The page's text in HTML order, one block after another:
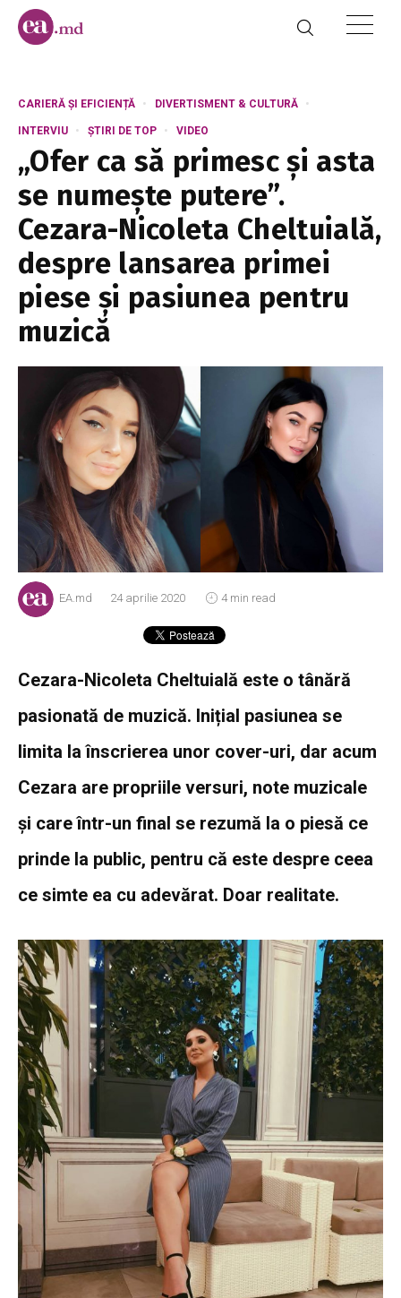
CARIERĂ ȘI EFICIENȚĂ DIVERTISMENT & CULTURĂ
INTERVIU ȘTIRI DE TOP VIDEO
„Ofer ca să primesc și asta
se numește putere”.
Cezara-Nicoleta Cheltuială,
despre lansarea primei
piese și pasiunea pentru
muzică
EA.md 24 aprilie 2020 4 min read
Cezara-Nicoleta Cheltuială este o tânără
pasionată de muzică. Inițial pasiunea se
limita la înscrierea unor cover-uri, dar acum
Cezara are propriile versuri, note muzicale
și care într-un final se rezumă la o piesă ce
prinde la public, pentru că este despre ceea
ce simte ea cu adevărat. Doar realitate.